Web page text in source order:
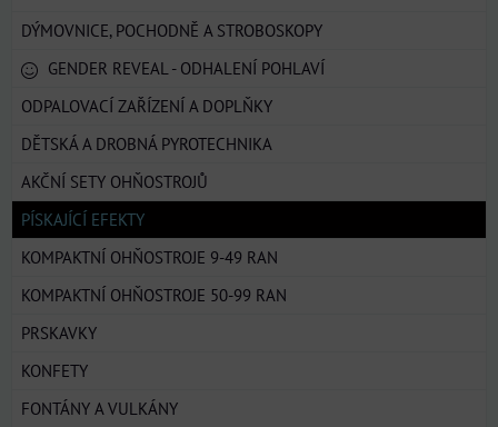
DÝMOVNICE, POCHODNĚ A STROBOSKOPY
GENDER REVEAL - ODHALENÍ POHLAVÍ
ODPALOVACÍ ZAŘÍZENÍ A DOPLŇKY
DĚTSKÁ A DROBNÁ PYROTECHNIKA
AKČNÍ SETY OHŇOSTROJŮ
PÍSKAJÍCÍ EFEKTY
KOMPAKTNÍ OHŇOSTROJE 9-49 RAN
KOMPAKTNÍ OHŇOSTROJE 50-99 RAN
PRSKAVKY
KONFETY
FONTÁNY A VULKÁNY